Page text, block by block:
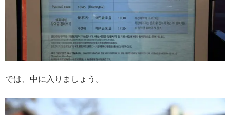
では、中に入りましょう。